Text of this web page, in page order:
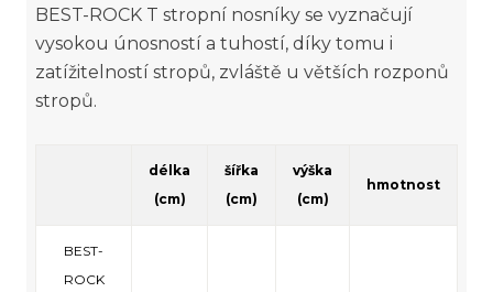
BEST-ROCK T stropní nosníky se vyznačují
vysokou únosností a tuhostí, díky tomu i
zatížitelností stropů, zvláště u větších rozponů
stropů.
délka
(cm)
šířka
(cm)
výška
(cm)
hmotnost
BEST-
ROCK